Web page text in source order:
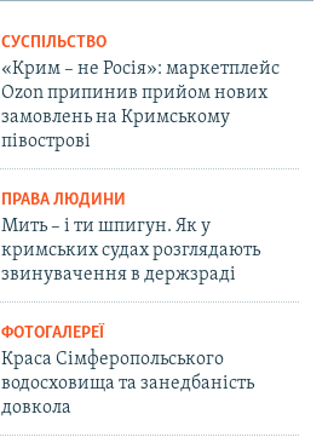
СУСПІЛЬСТВО
«Крим – не Росія»: маркетплейс
Ozon припинив прийом нових
замовлень на Кримському
півострові
ПРАВА ЛЮДИНИ
Мить – і ти шпигун. Як у
кримських судах розглядають
звинувачення в держзраді
ФОТОГАЛЕРЕЇ
Краса Сімферопольського
водосховища та занедбаність
довкола